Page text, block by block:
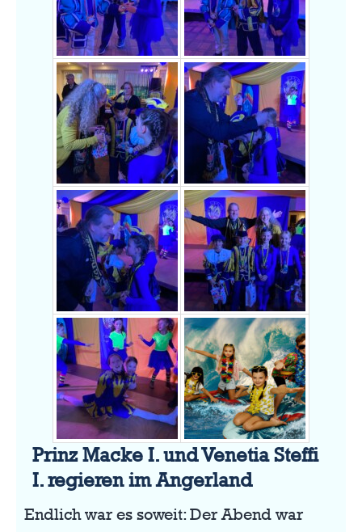
Prinz Macke I. und Venetia Steffi
I. regieren im Angerland
Endlich war es soweit: Der Abend war